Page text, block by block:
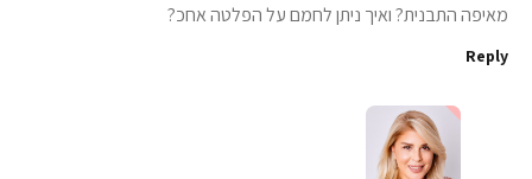
מאיפה התבנית? ואיך ניתן לחמם על הפלטה אחכ?
Reply